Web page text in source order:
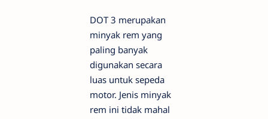
DOT 3 merupakan
minyak rem yang
paling banyak
digunakan secara
luas untuk sepeda
motor. Jenis minyak
rem ini tidak mahal